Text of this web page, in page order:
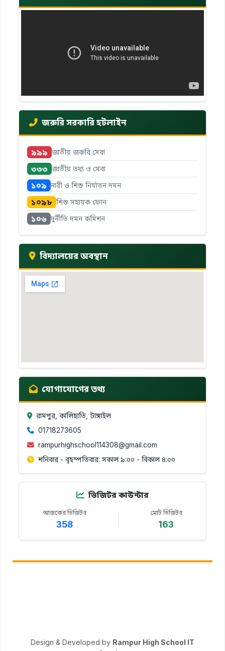
জরুরি সরকারি হটলাইন
৯৯৯ জাতীয় জরুরি সেবা
৩৩৩ জাতীয় তথ্য ও সেবা
১০৯ নারী ও শিশু নির্যাতন দমন
১০৯৮ শিশু সহায়ক ফোন
১০৬ দুর্নীতি দমন কমিশন
বিদ্যালয়ের অবস্থান
যোগাযোগের তথ্য
রামপুর, কালিহাতি, টাঙ্গাইল
01718273605
rampurhighschool114308@gmail.com
শনিবার - বৃহস্পতিবার: সকাল ৯:০০ - বিকাল ৪:০০
ভিজিটর কাউন্টার
আজকের ভিজিটর
358
মোট ভিজিটর
163
Design & Developed by Rampur High School IT